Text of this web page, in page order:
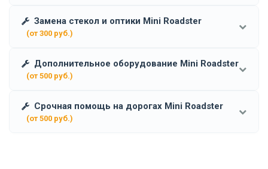
Замена стекол и оптики Mini Roadster
(от 300 руб.)
Дополнительное оборудование Mini Roadster
(от 500 руб.)
Срочная помощь на дорогах Mini Roadster
(от 500 руб.)